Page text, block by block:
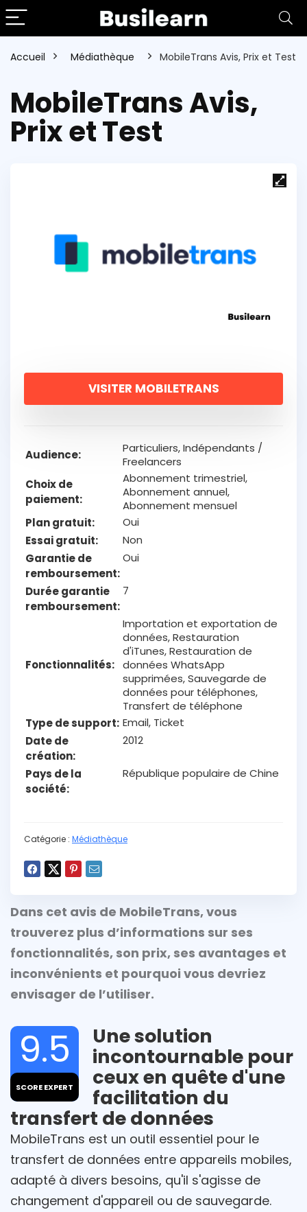
Accueil Médiathèque MobileTrans Avis, Prix et Test
MobileTrans Avis,
Prix et Test
VISITER MOBILETRANS
Audience
Particuliers, Indépendants /
Freelancers
Choix de
paiement
Abonnement trimestriel,
Abonnement annuel,
Abonnement mensuel
Plan gratuit
Oui
Essai gratuit
Non
Garantie de
remboursement
Oui
Durée garantie
remboursement
7
Fonctionnalités
Importation et exportation de
données, Restauration
d'iTunes, Restauration de
données WhatsApp
supprimées, Sauvegarde de
données pour téléphones,
Transfert de téléphone
Type de support Email, Ticket
Date de
création
2012
Pays de la
société
République populaire de Chine
Catégorie : Médiathèque
Dans cet avis de MobileTrans, vous
trouverez plus d’informations sur ses
fonctionnalités, son prix, ses avantages et
inconvénients et pourquoi vous devriez
envisager de l’utiliser.
9.5
SCORE EXPERT
Une solution
incontournable pour
ceux en quête d'une
facilitation du
transfert de données
MobileTrans est un outil essentiel pour le
transfert de données entre appareils mobiles,
adapté à divers besoins, qu'il s'agisse de
changement d'appareil ou de sauvegarde.